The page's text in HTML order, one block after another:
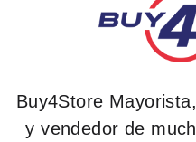
Buy4Store
y vendedor de